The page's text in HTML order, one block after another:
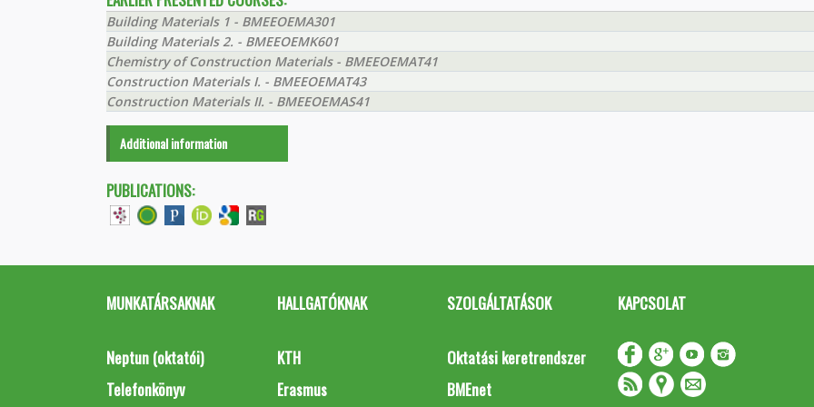
Building Materials 1 - BMEEOEMA301
Building Materials 2. - BMEEOEMK601
Chemistry of Construction Materials - BMEEOEMAT41
Construction Materials I. - BMEEOEMAT43
Construction Materials II. - BMEEOEMAS41
Additional information
PUBLICATIONS:
MUNKATÁRSAKNAK
Neptun (oktatói)
Telefonkönyv
HALLGATÓKNAK
KTH
Erasmus
SZOLGÁLTATÁSOK
Oktatási keretrendszer
BMEnet
KAPCSOLAT